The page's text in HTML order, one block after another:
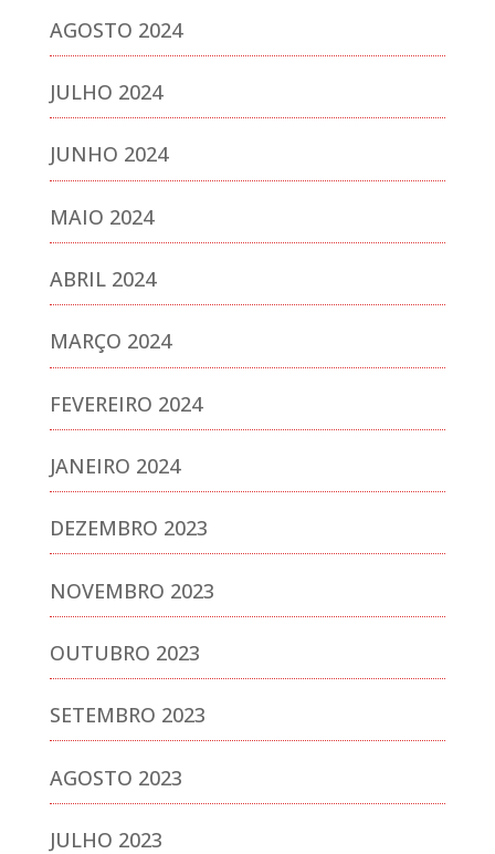
AGOSTO 2024
JULHO 2024
JUNHO 2024
MAIO 2024
ABRIL 2024
MARÇO 2024
FEVEREIRO 2024
JANEIRO 2024
DEZEMBRO 2023
NOVEMBRO 2023
OUTUBRO 2023
SETEMBRO 2023
AGOSTO 2023
JULHO 2023